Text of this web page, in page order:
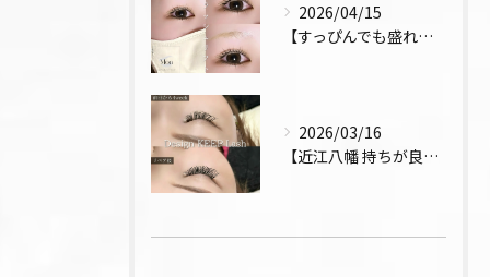
2026/04/15
【すっぴんでも盛れるまつ毛 まつパ 近江八幡 上下パーマ】
2026/03/16
【近江八幡 持ちが良い お得 マツエク リペア デザインキー...